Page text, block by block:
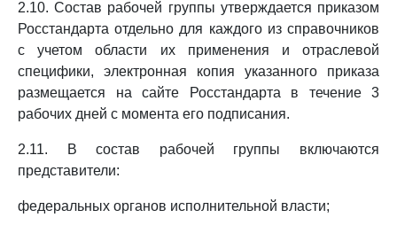
2.10. Состав рабочей группы утверждается приказом
Росстандарта отдельно для каждого из справочников
с учетом области их применения и отраслевой
специфики, электронная копия указанного приказа
размещается на сайте Росстандарта в течение 3
рабочих дней с момента его подписания.
2.11. В состав рабочей группы включаются
представители:
федеральных органов исполнительной власти;